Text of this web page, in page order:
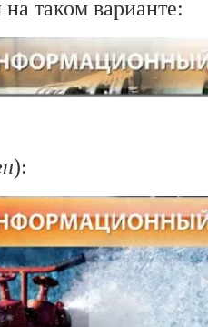
таком варианте:
):